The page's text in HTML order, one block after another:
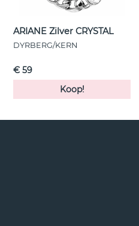
ARIANE Zilver CRYSTAL
DYRBERG/KERN
€ 59
Koop!